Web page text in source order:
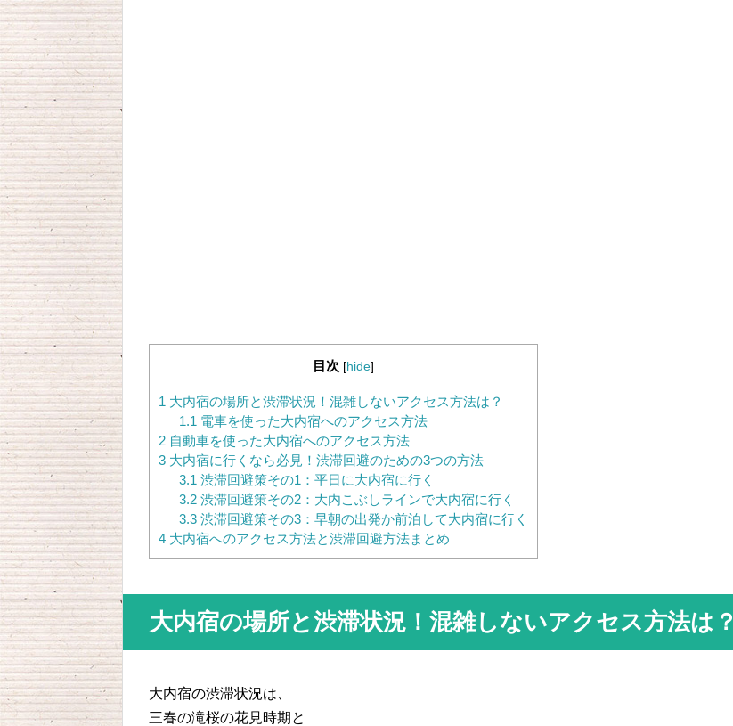
目次 [hide]
1 大内宿の場所と渋滞状況！混雑しないアクセス方法は？
1.1 電車を使った大内宿へのアクセス方法
2 自動車を使った大内宿へのアクセス方法
3 大内宿に行くなら必見！渋滞回避のための3つの方法
3.1 渋滞回避策その1：平日に大内宿に行く
3.2渋滞回避策その2：大内こぶしラインで大内宿に行く
3.3渋滞回避策その3：早朝の出発か前泊して大内宿に行く
4 大内宿へのアクセス方法と渋滞回避方法まとめ
大内宿の場所と渋滞状況！混雑しないアクセス方法は？
大内宿の渋滞状況は、
三春の滝桜の花見時期と